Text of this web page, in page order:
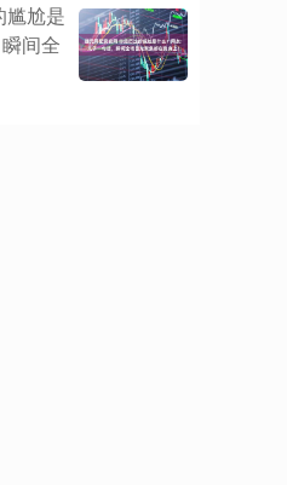
尴尬是
间全